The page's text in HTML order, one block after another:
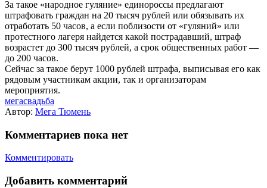
За такое «народное гуляние» единороссы предлагают
штрафовать граждан на 20 тысяч рублей или обязывать их
отработать 50 часов, а если поблизости от «гуляний» или
протестного лагеря найдется какой пострадавший, штраф
возрастет до 300 тысяч рублей, а срок общественных работ —
до 200 часов.
Сейчас за такое берут 1000 рублей штрафа, выписывая его как
рядовым участникам акции, так и организаторам
мероприятия.
мегасвадьба
Автор: Мега Тюмень
Комментариев пока нет
Комментировать
Добавить комментарий